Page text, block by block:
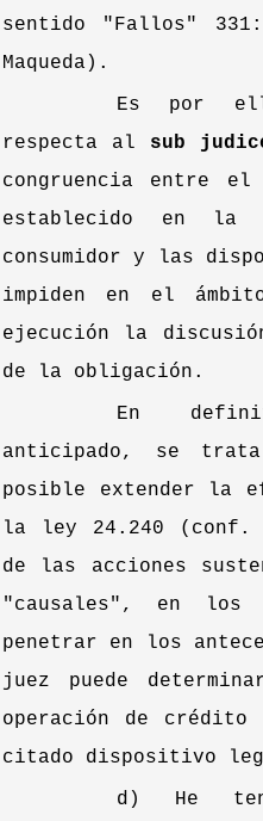
sentido "Fallos"
Maqueda).
Es por
respecta al sub
congruencia entre el
establecido en la
consumidor y las
impiden en el
ejecución la
de la obligación.
En
anticipado, se
posible extender la
la ley 24.240 (conf.
de las acciones
"causales", en
penetrar en los
juez puede
operación de crédito
citado dispositivo
d) He